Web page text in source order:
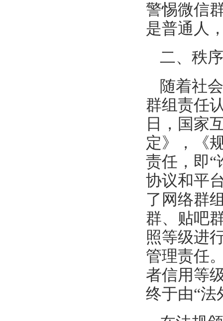
警惕微信
是普通人
二、秩
随着社
群组责任
日，国家
定》，《
责任，即“
协议和平
了网络群
群、贴吧
照等级进
管理责任
者信用等
终于由“法